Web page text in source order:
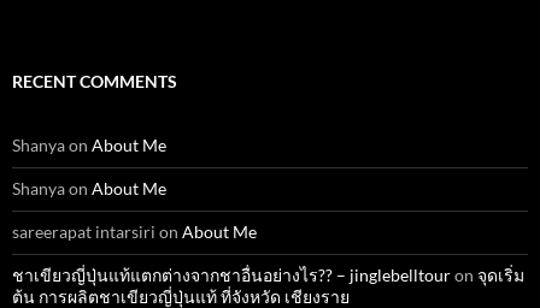
RECENT COMMENTS
Shanyaon About Me
Shanyaon About Me
sareerapat intarsiri on About Me
ชาเขียวญี่ปุ่นแท้แตกต่างจากชาอื่นอย่างไร?? – jinglebelltouron จุดเริ่ม
ต้น การผลิตชาเขียวญี่ปุ่นแท้ ที่จังหวัด เชียงราย